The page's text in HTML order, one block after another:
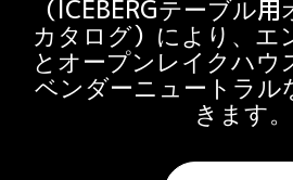
（ICEBERGテーブル
カタログ）により、エ
とオープンレイクハウ
ベンダーニュートラル
きます。